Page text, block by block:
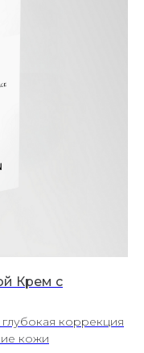
Крем с
коррекция
кожи